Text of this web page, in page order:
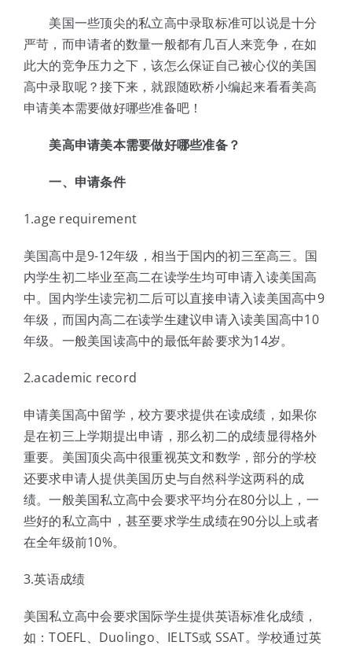
体验中心美国一些顶尖的私立高中录取标准可以说是十分
严苛，而申请者的数量一般都有几百人来竞争，在如
此大的竞争压力之下，该怎么保证自己被心仪的美国
高中录取呢？接下来，就跟随欧桥小编起来看看美高
申请美本需要做好哪些准备吧！
美高申请美本需要做好哪些准备？
一、申请条件
1.age requirement
美国高中是9-12年级，相当于国内的初三至高三。国
内学生初二毕业至高二在读学生均可申请入读美国高
中。国内学生读完初二后可以直接申请入读美国高中9
年级，而国内高二在读学生建议申请入读美国高中10
年级。一般美国读高中的最低年龄要求为14岁。
2.academic record
申请美国高中留学，校方要求提供在读成绩，如果你
是在初三上学期提出申请，那么初二的成绩显得格外
重要。美国顶尖高中很重视英文和数学，部分的学校
还要求申请人提供美国历史与自然科学这两科的成
绩。一般美国私立高中会要求平均分在80分以上，一
些好的私立高中，甚至要求学生成绩在90分以上或者
在全年级前10%。
3.英语成绩
美国私立高中会要求国际学生提供英语标准化成绩，
如：TOEFL、Duolingo、IELTS或 SSAT。学校通过英